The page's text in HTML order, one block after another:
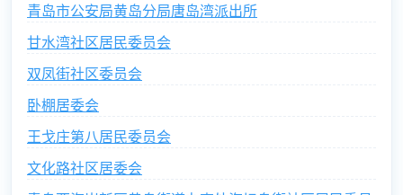
青岛市公安局黄岛分局唐岛湾派出所
甘水湾社区居民委员会
双凤街社区委员会
卧棚居委会
王戈庄第八居民委员会
文化路社区居委会